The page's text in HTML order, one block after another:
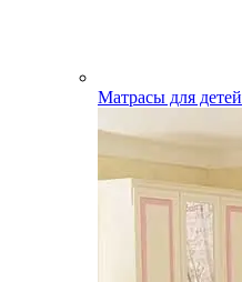
Матрасы для детей